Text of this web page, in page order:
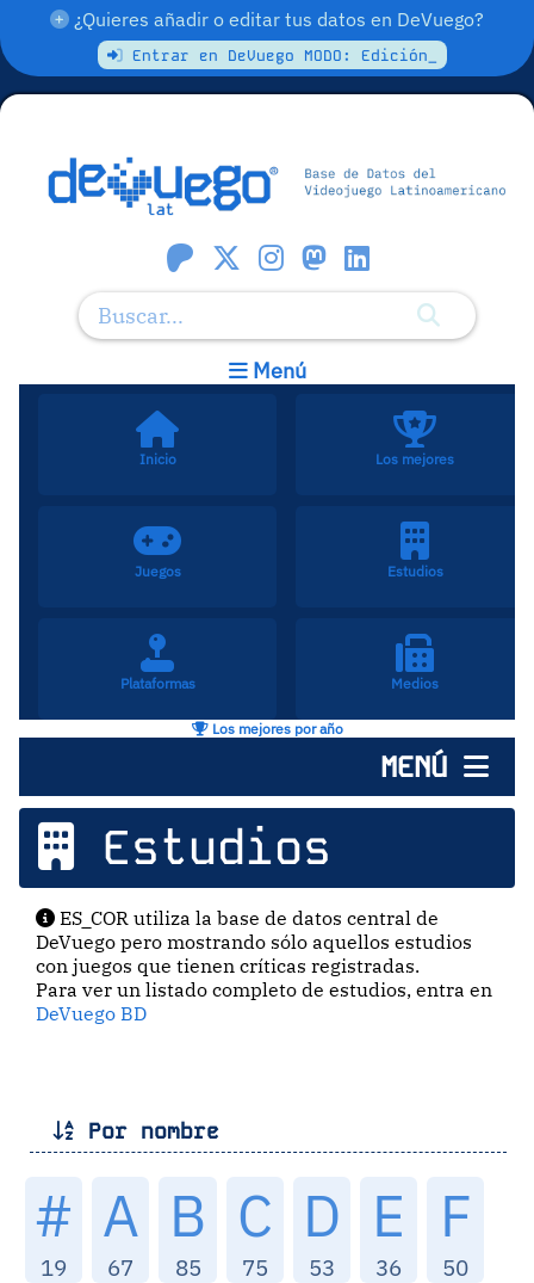
¿Quieres añadir o editar tus datos en DeVuego?
Entrar en DeVuego MODO: Edición_
Menú
Inicio Los mejores
Juegos Estudios
Plataformas Medios
Los mejores por año
MENÚ
Estudios
ES_COR utiliza la base de datos central de
DeVuego pero mostrando sólo aquellos estudios
con juegos que tienen críticas registradas.
Para ver un listado completo de estudios, entra en
DeVuego BD
Por nombre
#
19
A
67
B
85
C
75
D
53
E
36
F
50